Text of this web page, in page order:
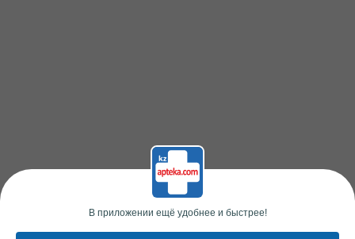
В приложении ещё удобнее и быстрее!